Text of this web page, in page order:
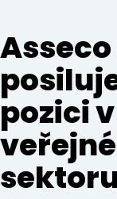
Asseco
pozici